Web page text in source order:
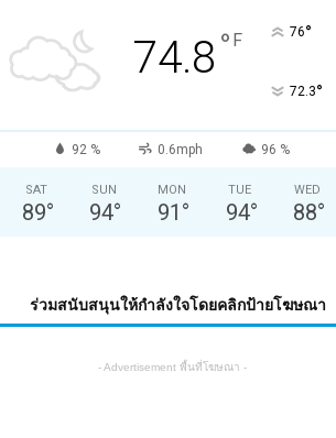
74.8 ° F 76°
72.3°
92 % 0.6mph 96 %
SAT
89°
SUN
94°
MON
91 °
TUE
94°
WED
88°
ร่วมสนับสนุนให้กำลังใจโดยคลิกป้ายโฆษณา
- Advertisement พื้นที่โฆษณา -